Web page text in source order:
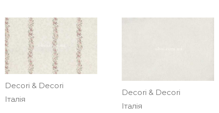
Decori & Decori
Італія
Decori & Decori
Італія